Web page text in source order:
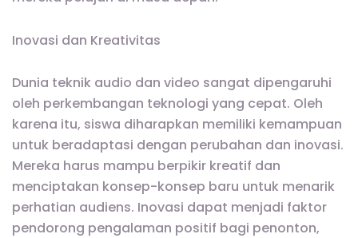
Inovasi dan Kreativitas
Dunia teknik audio dan video sangat dipengaruhi
oleh perkembangan teknologi yang cepat. Oleh
karena itu, siswa diharapkan memiliki kemampuan
untuk beradaptasi dengan perubahan dan inovasi.
Mereka harus mampu berpikir kreatif dan
menciptakan konsep-konsep baru untuk menarik
perhatian audiens. Inovasi dapat menjadi faktor
pendorong pengalaman positif bagi penonton,